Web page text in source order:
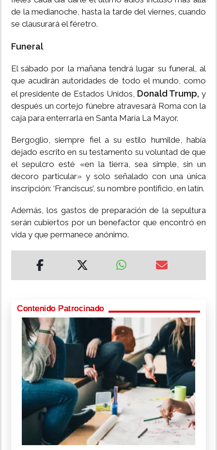
de la medianoche, hasta la tarde del viernes, cuando
se clausurará el féretro.
Funeral
El sábado por la mañana tendrá lugar su funeral, al
que acudirán autoridades de todo el mundo, como
el presidente de Estados Unidos, Donald Trump, y
después un cortejo fúnebre atravesará Roma con la
caja para enterrarla en Santa María La Mayor.
Bergoglio, siempre fiel a su estilo humilde, había
dejado escrito en su testamento su voluntad de que
el sepulcro esté «en la tierra, sea simple, sin un
decoro particular» y solo señalado con una única
inscripción: ‘Franciscus’, su nombre pontificio, en latín.
Además, los gastos de preparación de la sepultura
serán cubiertos por un benefactor que encontró en
vida y que permanece anónimo.
Contenido Patrocinado